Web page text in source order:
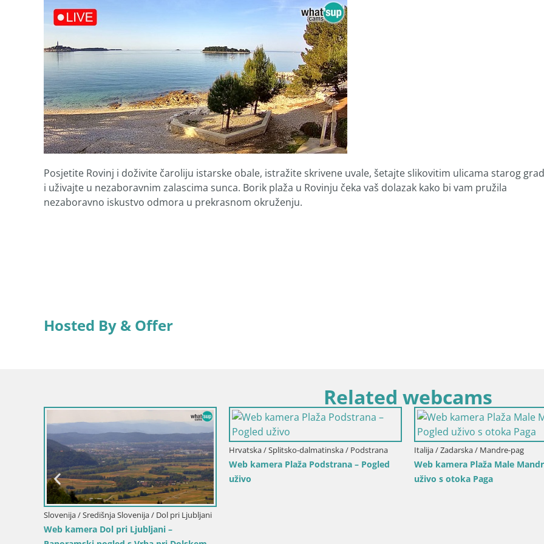
Posjetite Rovinj i doživite čaroliju istarske obale, istražite skrivene uvale, šetajte slikovitim ulicama starog
i uživajte u nezaboravnim zalascima sunca. Borik plaža u Rovinju čeka vaš dolazak kako bi vam pružila
nezaboravno iskustvo odmora u prekrasnom okruženju.
Hosted By & Offer
Related webcams
Italija / Sardinija / Santa Teresa Gallura
Web kamera Rena di Levante – Pogled
Italija / Sardinija / Muravera
Web kamera Piscina Rei – Pogled uživo iz
Costa Rei, Muravera